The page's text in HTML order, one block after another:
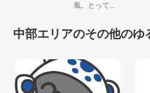
風。とって...
中部エリアのその他のゆ